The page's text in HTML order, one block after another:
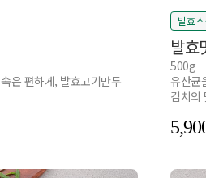
은 편하게, 발효고기만두
발효
발효
500g
유산균
김치의